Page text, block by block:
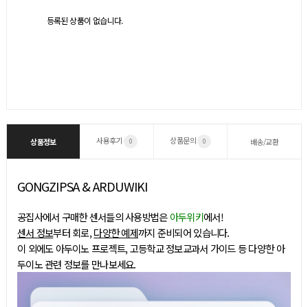
등록된 상품이 없습니다.
상품정보 사용후기 0 상품문의 0 배송/교환
GONGZIPSA & ARDUWIKI
공집사에서 구매한 센서들의 사용방법은아두위키에서!
센서 정보부터 회로,다양한 예제까지 준비되어 있습니다.
이 외에도 아두이노 프로젝트, 고등학교 정보교과서 가이드 등 다양한 아
두이노 관련 정보를 만나보세요.